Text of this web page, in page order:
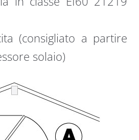
(consigliato a partire
solaio)